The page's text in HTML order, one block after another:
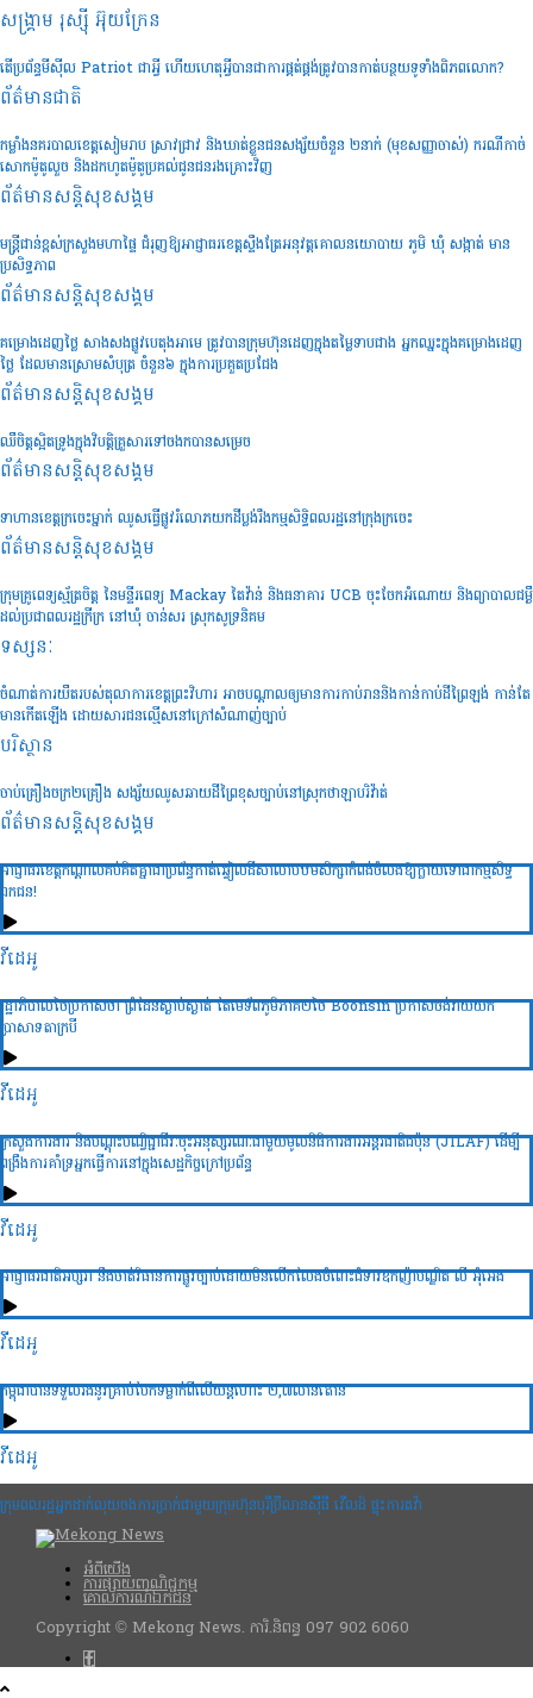
សង្គ្រាម រុស្ស៊ី អ៊ុយក្រែន
តើប្រព័ន្ធមីស៊ីល Patriot ជាអ្វី ហើយហេតុអ្វីបានជាការផ្គត់ផ្គង់ត្រូវបានកាត់បន្ថយទូទាំងពិភពលោក?
ព័ត៌មានជាតិ
កម្លាំងនគរបាលខេត្តសៀមរាប ស្រាវជ្រាវ និងឃាត់ខ្លួនជនសង្ស័យចំនួន ២នាក់ (មុខសញ្ញាចាស់) ករណីកាច់
សោកម៉ូតូលួច និងដកហូតម៉ូតូប្រគល់ជូនជនរងគ្រោះវិញ
ព័ត៌មានសន្តិសុខ​សង្គម
មន្រ្តីជាន់ខ្ពស់ក្រសួងមហាផ្ទៃ ជំរុញឱ្យអាជ្ញាធរខេត្តស្ទឹងត្រែអនុវត្តគោលនយោបាយ ភូមិ ឃុំ សង្កាត់ មាន
ប្រសិទ្ធភាព
ព័ត៌មានសន្តិសុខ​សង្គម
គម្រោងដេញថ្លៃ សាងសងផ្លូវបេតុងអាមេ ត្រូវបានក្រុមហ៊ុនដេញក្នុងតម្លៃទាបជាង អ្នកឈ្នះក្នុងគម្រោងដេញ
ថ្លៃ ដែលមានស្រោមសំបុត្រ ចំនួន៦ ក្នុងការប្រគួតប្រជែង
ព័ត៌មានសន្តិសុខ​សង្គម
ឈឺចិត្តស្អិតទ្រូងក្នុងវិបត្តិគ្រួសារទៅចងកបានសម្រេច
ព័ត៌មានសន្តិសុខ​សង្គម
ទាហានខេត្តក្រចេះម្នាក់ ឈូសធ្វើផ្លូវរំលោភយកដីប្លង់រឹងកម្មសិទ្ធិពលរដ្ឋនៅក្រុងក្រចេះ
ព័ត៌មានសន្តិសុខ​សង្គម
ក្រុមគ្រូពេទ្យស្ម័ត្រចិត្ត នៃមន្ទីរពេទ្យ Mackay តៃវ៉ាន់ និងធនាគារ UCB ចុះចែកអំណោយ និងព្យាបាលជម្ងឺ
ដល់ប្រជាពលរដ្ឋក្រីក្រ នៅឃុំ ចាន់សរ ស្រុកសូទ្រនិគម
ទស្សនៈ
ចំណាត់ការយឺតរបស់តុលាការខេត្តព្រះវិហារ អាចបណ្តាលឲ្យមានការកាប់រាននិងកាន់កាប់ដីព្រៃឡង់ កាន់តែ
មានកើតឡើង ដោយសារជនល្មើសនៅក្រៅសំណាញ់ច្បាប់
បរិស្ថាន
ចាប់គ្រឿងចក្រ២គ្រឿង សង្ស័យឈូសឆាយដីព្រៃខុសច្បាប់នៅស្រុកថាឡាបរិវ៉ាត់
ព័ត៌មានសន្តិសុខ​សង្គម
អាជ្ញាធរខេត្តកណ្តាលគប់គិតគ្នាជាប្រព័ន្ធកាត់ឆ្វៀលដីសាលាបឋមសិក្សាកំពង់ចំលងឱ្យក្លាយទៅជាកម្មសិទ្ធ
ឯកជន!
វីដេអូ
រដ្ឋាភិបាលថៃប្រកាសថា ព្រំដែនស្ងាប់ស្ងាត់ តែមេទ័ពភូមិភាគ២ថៃ Boonsin ប្រកាសចង់វាយយក
ប្រាសាទតាក្របី
វីដេអូ
ក្រសួងការងារ និងបណ្ដុះបណ្វិជ្ជាជីវៈចុះអនុស្សរណៈជាមួយមូលនិធិការងារអន្ដរជាតិជប៉ុន (JILAF) ដើម្បី
ពង្រឹងការគាំទ្រអ្នកធ្វើការនៅក្នុងសេដ្ឋកិច្ចក្រៅប្រព័ន្ធ
វីដេអូ
អាជ្ញាធរជាតិអប្សរា នឹងចាត់វិធានការផ្លូវច្បាប់ដោយមិនលើកលែងចំពោះជំទាវឧកញ៉ាបណ្ឌិត លី អ៊ុំអេង
វីដេអូ
កម្ពុជាបានទទួលរងនូវគ្រាប់បែកទម្លាក់ពីលើយន្តហោះ ២,៧លានតោន
វីដេអូ
ក្រុមពលរដ្ឋអ្នកដាក់លុយចងការប្រាក់ជាមួយក្រុមហ៊ុនបុរីប៊្រីលានស៊ីធី វើលដ៍ ផ្ទុះការតវ៉ា
អំពីយើង
ការផ្សាយពាណិជ្ជកម្ម
គោលការណ៍ឯកជន
Copyright © Mekong News. ការិ.និពន្ធ 097 902 6060